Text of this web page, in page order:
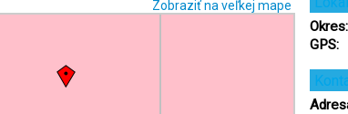
Zobraziť na veľkej mape
Okres:
GPS: